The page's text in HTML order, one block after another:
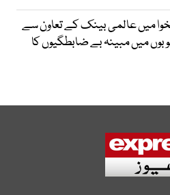
میں عالمی بینک کے تعاون سے
میں مبینہ بے ضابطگیوں کا